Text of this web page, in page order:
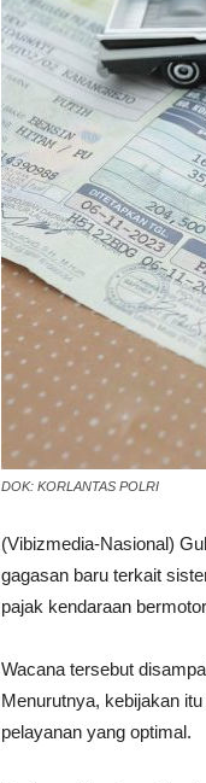
DOK: KORLANTAS POLRI
(Vibizmedia-Nasional)
gagasan baru terkait
pajak kendaraan
Wacana tersebut
Menurutnya, kebijakan
pelayanan yang optimal.